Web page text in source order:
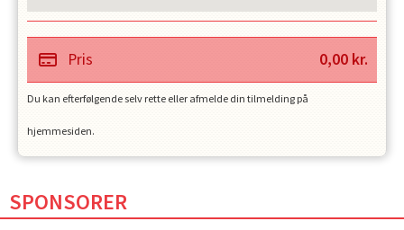
Pris 0,00 kr.
Du kan efterfølgende selv rette eller afmelde din tilmelding på
hjemmesiden.
SPONSORER